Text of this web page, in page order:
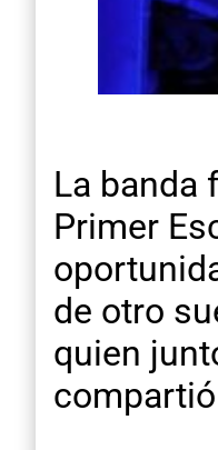
La banda
Primer
de otro
quien